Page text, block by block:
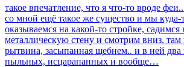
такое впечатление, что я что-то вроде
со мной ещё такое же существо и мы куда-
оказываемся на какой-то стройке,
металлическую стену и смотрим вниз. там
рытвина, засыпанная щебнем.. и в ней
пыльных, исцарапанных и вообще…